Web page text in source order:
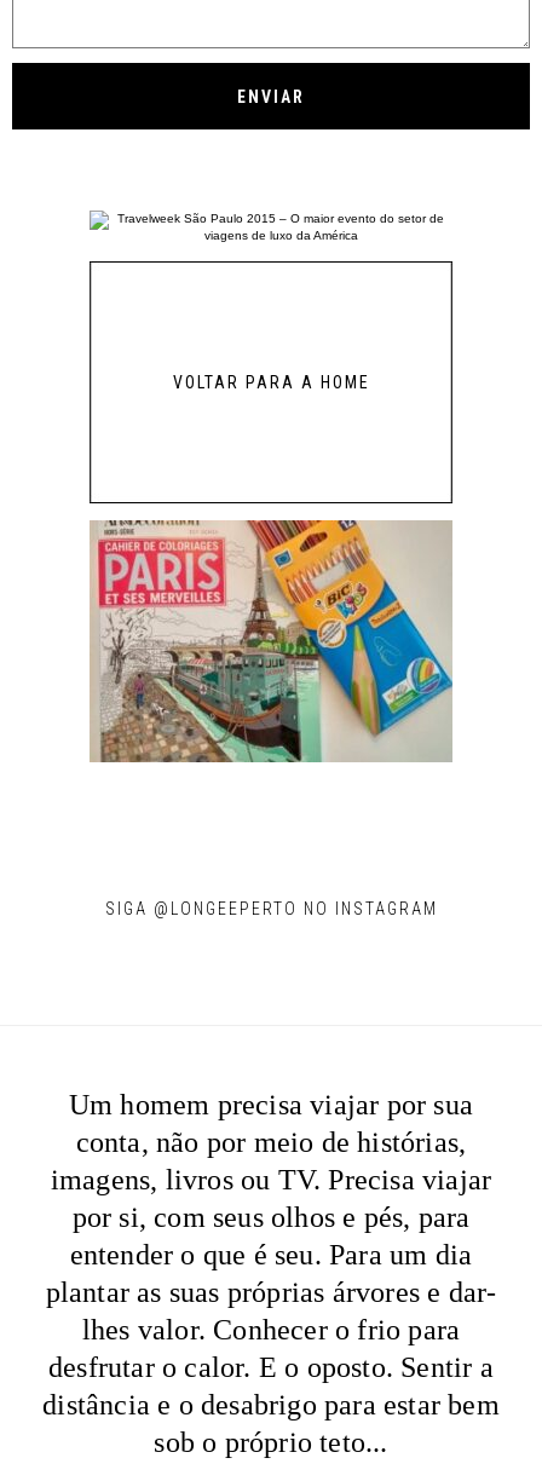
VOLTAR PARA A HOME
SIGA @LONGEEPERTO NO INSTAGRAM
Um homem precisa viajar por sua
conta, não por meio de histórias,
imagens, livros ou TV. Precisa viajar
por si, com seus olhos e pés, para
entender o que é seu. Para um dia
plantar as suas próprias árvores e dar-
lhes valor. Conhecer o frio para
desfrutar o calor. E o oposto. Sentir a
distância e o desabrigo para estar bem
sob o próprio teto...